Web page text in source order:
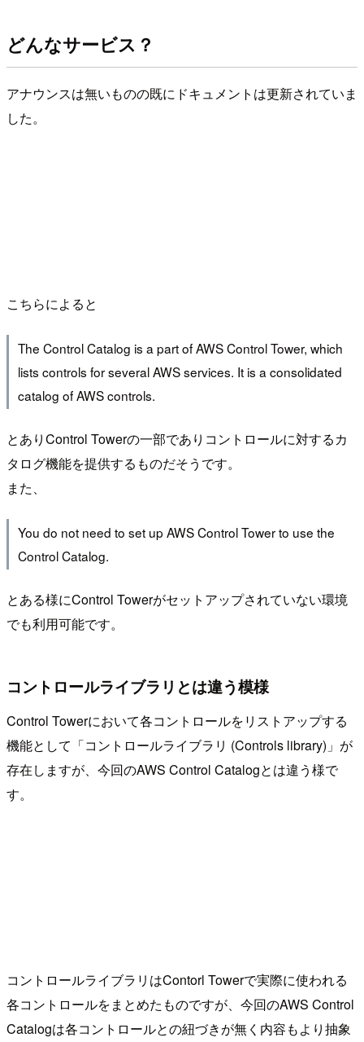
どんなサービス？
アナウンスは無いものの既にドキュメントは更新されていま
した。
こちらによると
The Control Catalog is a part of AWS Control Tower, which
lists controls for several AWS services. It is a consolidated
catalog of AWS controls.
とありControl Towerの一部でありコントロールに対するカ
タログ機能を提供するものだそうです。
また、
You do not need to set up AWS Control Tower to use the
Control Catalog.
とある様にControl Towerがセットアップされていない環境
でも利用可能です。
コントロールライブラリとは違う模様
Control Towerにおいて各コントロールをリストアップする
機能として「コントロールライブラリ (Controls library)」が
存在しますが、今回のAWS Control Catalogとは違う様で
す。
コントロールライブラリはContorl Towerで実際に使われる
各コントロールをまとめたものですが、今回のAWS Control
Catalogは各コントロールとの紐づきが無く内容もより抽象